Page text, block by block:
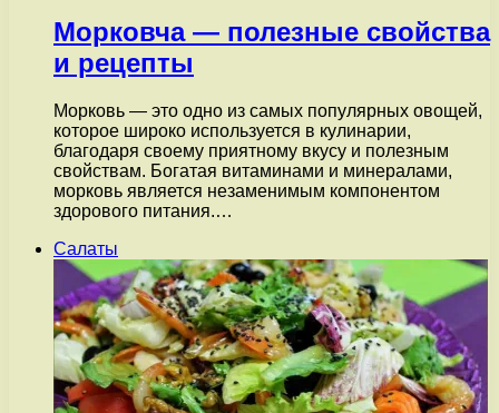
Морковча — полезные свойства
и рецепты
Морковь — это одно из самых популярных овощей,
которое широко используется в кулинарии,
благодаря своему приятному вкусу и полезным
свойствам. Богатая витаминами и минералами,
морковь является незаменимым компонентом
здорового питания.…
Салаты